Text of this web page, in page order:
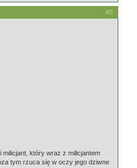
#5
który wraz z milicjantem
tym rzuca się w oczy jego dziwne